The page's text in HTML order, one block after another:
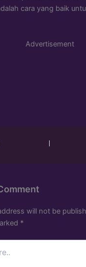
cara yang baik
Advertisement
will not be
*